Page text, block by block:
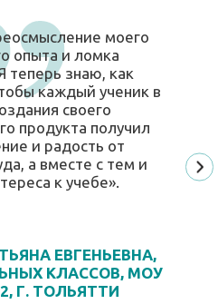
моего
опыта и ломка
теперь знаю, как
каждый ученик в
своего
продукта получил
и радость от
а вместе с тем и
к учебе».
ЕВГЕНЬЕВНА,
КЛАССОВ, МОУ
Г. ТОЛЬЯТТИ